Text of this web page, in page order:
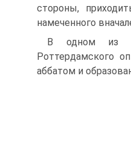
стороны,
намеченного
В одном из
Роттердамского
аббатом и